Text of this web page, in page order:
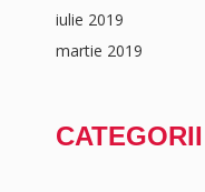
iulie 2019
martie 2019
CATEGORII